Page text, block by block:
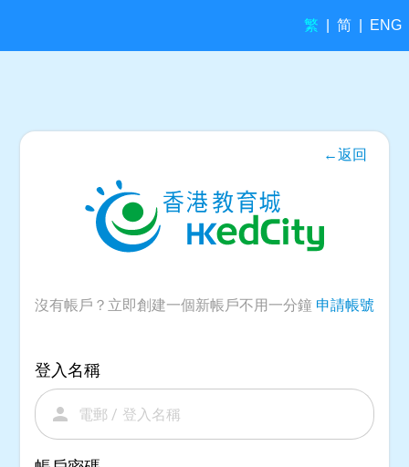
繁 简 ENG
←返回
沒有帳戶？立即創建一個新帳戶不用一分鐘 申請帳號
登入名稱
person